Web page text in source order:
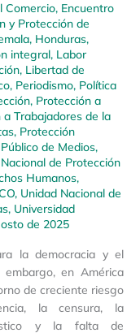
Comercio, Encuentro
y Protección de
, Honduras,
integral, Labor
, Libertad de
, Periodismo, Política
, Protección a
a Trabajadores de la
, Protección
de Medios,
de Protección
Humanos,
, Unidad Nacional de
, Universidad
de 2025
la democracia y el
en América
de creciente riesgo
la censura, la
y la falta de